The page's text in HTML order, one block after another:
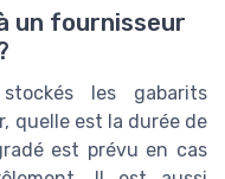
un fournisseur
les gabarits
quelle est la durée de
est prévu en cas